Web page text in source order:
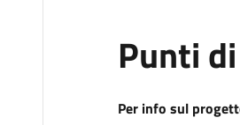
Punti
Per info sul